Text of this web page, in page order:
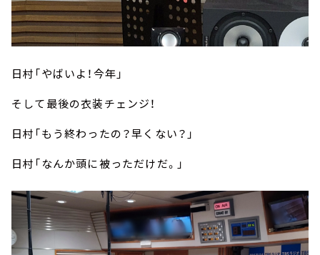
日村「やばいよ！今年」
そして最後の衣装チェンジ！
日村「もう終わったの？早くない？」
日村「なんか頭に被っただけだ。」